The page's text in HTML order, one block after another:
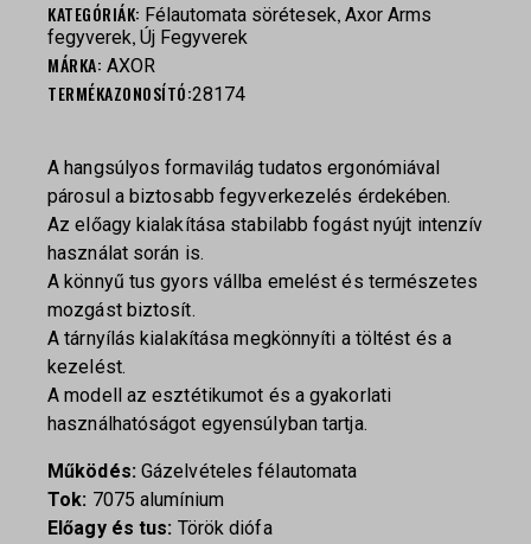
KATEGÓRIÁK: Félautomata sörétesek, Axor Arms
fegyverek, Új Fegyverek
MÁRKA: AXOR
TERMÉKAZONOSÍTÓ:28174
A hangsúlyos formavilág tudatos ergonómiával
párosul a biztosabb fegyverkezelés érdekében.
Az előagy kialakítása stabilabb fogást nyújt intenzív
használat során is.
A könnyű tus gyors vállba emelést és természetes
mozgást biztosít.
A tárnyílás kialakítása megkönnyíti a töltést és a
kezelést.
A modell az esztétikumot és a gyakorlati
használhatóságot egyensúlyban tartja.
Működés: Gázelvételes félautomata
Tok: 7075 alumínium
Előagy és tus: Török diófa